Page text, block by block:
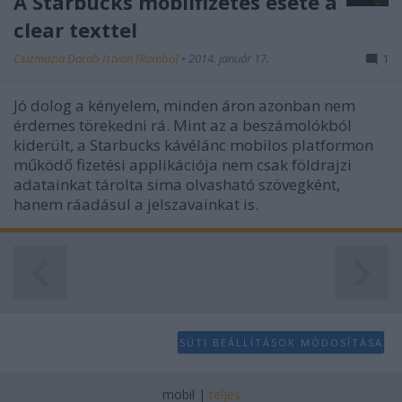
clear texttel
Csizmazia Darab István [Rambo] • 2014. január 17. 1
Jó dolog a kényelem, minden áron azonban nem
érdemes törekedni rá. Mint az a beszámolókból
kiderült, a Starbucks kávélánc mobilos platformon
működő fizetési applikációja nem csak földrajzi
adatainkat tárolta sima olvasható szövegként,
hanem ráadásul a jelszavainkat is.
SÜTI BEÁLLÍTÁSOK MÓDOSÍTÁSA
mobil | teljes